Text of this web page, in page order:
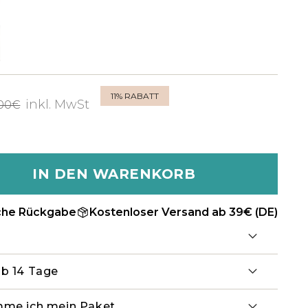
inkl. MwSt
11% RABATT
IN DEN WARENKORB
Rückgabe
Kostenloser Versand ab 39€ (DE)
14 Tage